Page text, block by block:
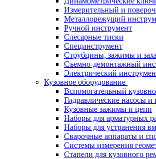
Измерительный и
Металлорежущий
Ручной инструмент
Слесарные тиски
Специнструмент
Струбцины, зажимы и
Съемно-демонтажный
Электрический
Кузовное оборудование
Вспомогательный
Гидравлические насосы
Кузовные зажимы и цепи
Наборы для арматурных
Наборы для устранения
Сварочные аппараты и
Системы измерения
Стапели для кузовного